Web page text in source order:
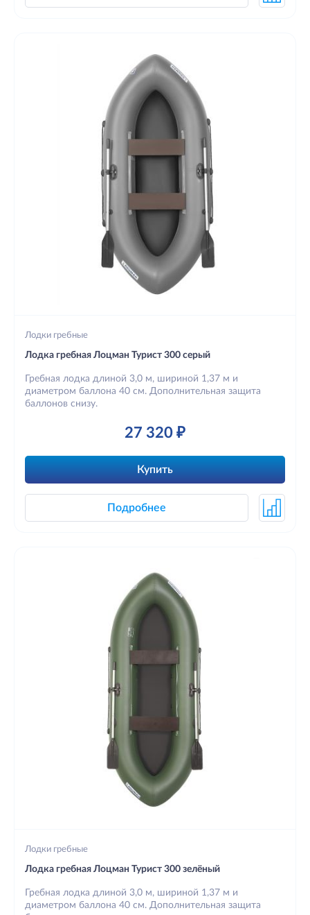
Лодки гребные
Лодка гребная Лоцман Турист 300 серый
Гребная лодка длиной 3,0 м, шириной 1,37 м и
диаметром баллона 40 см. Дополнительная защита
баллонов снизу.
27 320 ₽
Купить
Подробнее
Лодки гребные
Лодка гребная Лоцман Турист 300 зелёный
Гребная лодка длиной 3,0 м, шириной 1,37 м и
диаметром баллона 40 см. Дополнительная защита